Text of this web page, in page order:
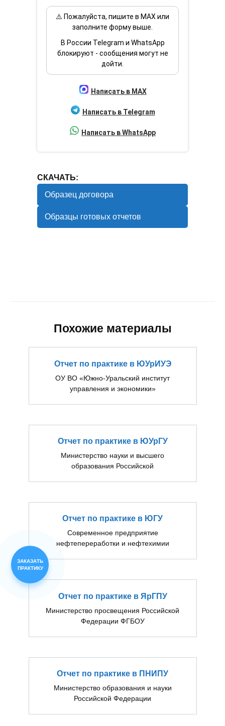
ЗАКАЗАТЬ
ПРАКТИКУ
⚠️ Пожалуйста, пишите в MAX или
заполните форму выше.
В России Telegram и WhatsApp
блокируют - сообщения могут не
дойти.
Написать в MAX
Написать в Telegram
Написать в WhatsApp
СКАЧАТЬ:
Образец договора
Образцы готовых отчетов
Похожие материалы
Отчет по практике в ЮУрИУЭ
ОУ ВО «Южно-Уральский институт
управления и экономики»
Отчет по практике в ЮУрГУ
Министерство науки и высшего
образования Российской
Отчет по практике в ЮГУ
Современное предприятие
нефтепереработки и нефтехимии
Отчет по практике в ЯрГПУ
Министерство просвещения Российской
Федерации ФГБОУ
Отчет по практике в ПНИПУ
Министерство образования и науки
Российской Федерации